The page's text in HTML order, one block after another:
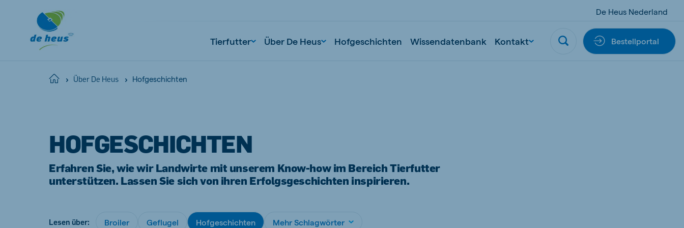
De Heus Nederland
Tierfutter Über De Heus Hofgeschichten Wissendatenbank Kontakt Bestellportal
Home Über De Heus Hofgeschichten
HOFGESCHICHTEN
Erfahren Sie, wie wir Landwirte mit unserem Know-how im Bereich Tierfutter
unterstützen. Lassen Sie sich von ihren Erfolgsgeschichten inspirieren.
Lesen über: Broiler Geflugel Hofgeschichten Mehr Schlagwörter
Netherlands Poland Portugal
Czech
Spain
Spanish